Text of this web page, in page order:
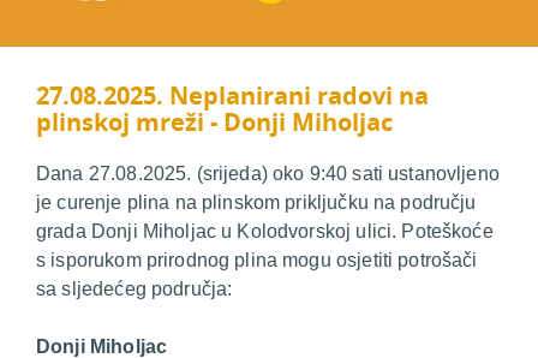
27.08.2025. Neplanirani radovi na
plinskoj mreži - Donji Miholjac
Dana 27.08.2025. (srijeda) oko 9:40 sati ustanovljeno
je curenje plina na plinskom priključku na području
grada Donji Miholjac u Kolodvorskoj ulici. Poteškoće
s isporukom prirodnog plina mogu osjetiti potrošači
sa sljedećeg područja:
Donji Miholjac